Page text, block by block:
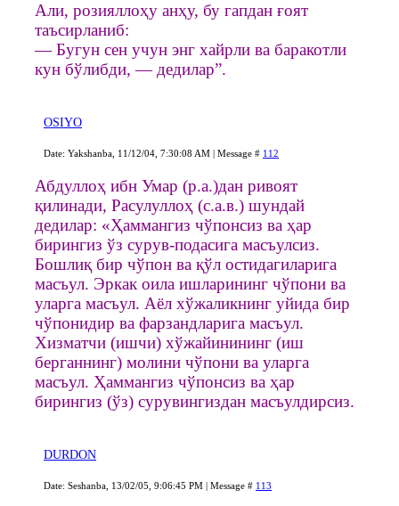
Али, розияллоҳу анҳу, бу гапдан ғоят
таъсирланиб:
— Бугун сен учун энг хайрли ва баракотли
кун бўлибди, — дедилар”.
OSIYO
Date: Yakshanba, 11/12/04, 7:30:08 AM | Message # 112
Абдуллоҳ ибн Умар (р.а.)дан ривоят
қилинади, Расулуллоҳ (с.а.в.) шундай
дедилар: «Ҳаммангиз чўпонсиз ва ҳар
бирингиз ўз сурув-подасига масъулсиз.
Бошлиқ бир чўпон ва қўл остидагиларига
масъул. Эркак оила ишларининг чўпони ва
уларга масъул. Аёл хўжаликнинг уйида бир
чўпонидир ва фарзандларига масъул.
Хизматчи (ишчи) хўжайинининг (иш
берганнинг) молини чўпони ва уларга
масъул. Ҳаммангиз чўпонсиз ва ҳар
бирингиз (ўз) сурувингиздан масъулдирсиз.
DURDON
Date: Seshanba, 13/02/05, 9:06:45 PM | Message # 113